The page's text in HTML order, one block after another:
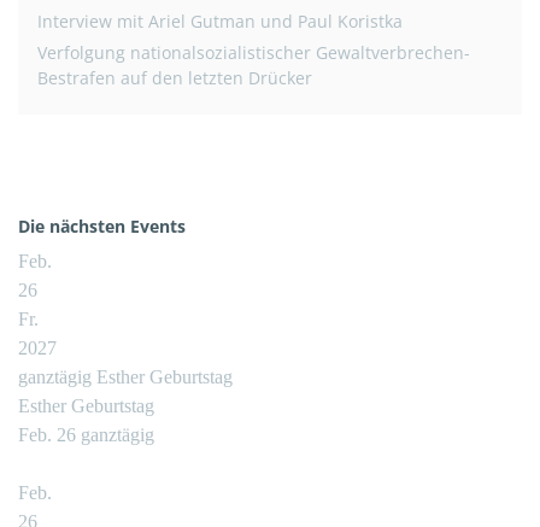
BEITRAGSNAVIGATION
Interview mit Ariel Gutman und Paul Koristka
Verfolgung nationalsozialistischer Gewaltverbrechen-
Bestrafen auf den letzten Drücker
Die nächsten Events
Feb.
26
Fr.
2027
ganztägig Esther Geburtstag
Esther Geburtstag
Feb. 26 ganztägig
Feb.
26